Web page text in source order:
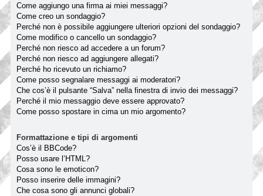
Come aggiungo una firma ai miei messaggi?
Come creo un sondaggio?
Perché non è possibile aggiungere ulteriori opzioni del sondaggio?
Come modifico o cancello un sondaggio?
Perché non riesco ad accedere a un forum?
Perché non riesco ad aggiungere allegati?
Perché ho ricevuto un richiamo?
Come posso segnalare messaggi ai moderatori?
Che cos’è il pulsante “Salva” nella finestra di invio dei messaggi?
Perché il mio messaggio deve essere approvato?
Come posso spostare in cima un mio argomento?
Formattazione e tipi di argomenti
Cos’è il BBCode?
Posso usare l’HTML?
Cosa sono le emoticon?
Posso inserire delle immagini?
Che cosa sono gli annunci globali?